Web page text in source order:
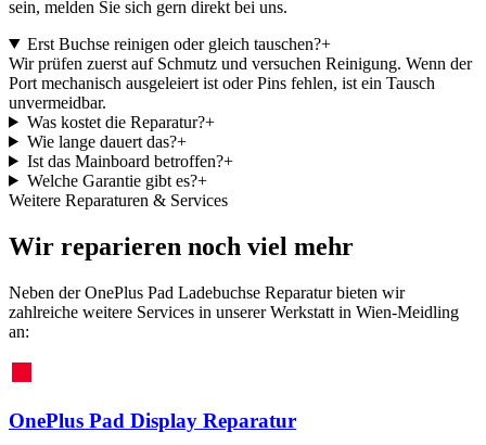
sein, melden Sie sich gern direkt bei uns.
Erst Buchse reinigen oder gleich tauschen?+
Wir prüfen zuerst auf Schmutz und versuchen Reinigung. Wenn der
Port mechanisch ausgeleiert ist oder Pins fehlen, ist ein Tausch
unvermeidbar.
Was kostet die Reparatur?+
Wie lange dauert das?+
Ist das Mainboard betroffen?+
Welche Garantie gibt es?+
Weitere Reparaturen & Services
Wir reparieren noch viel mehr
Neben der OnePlus Pad Ladebuchse Reparatur bieten wir
zahlreiche weitere Services in unserer Werkstatt in Wien-Meidling
an:
OnePlus Pad Display Reparatur